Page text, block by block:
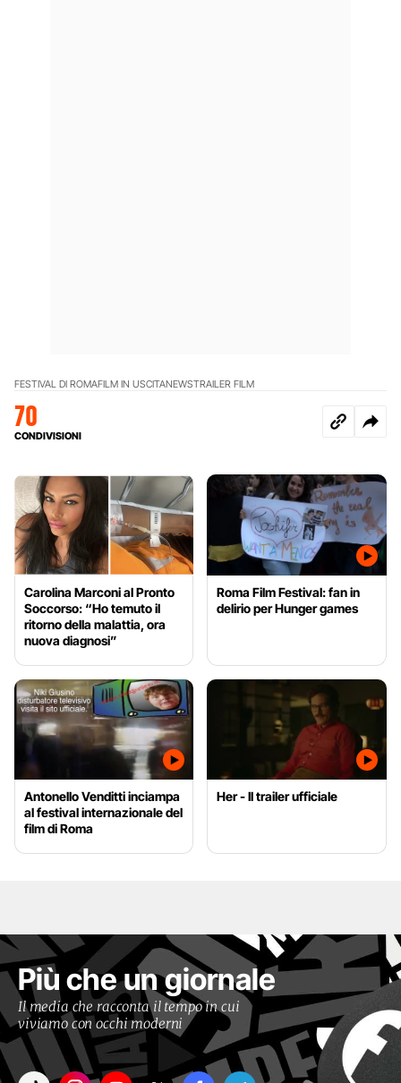
FESTIVAL DI ROMAFILM IN USCITANEWSTRAILER FILM
70
CONDIVISIONI
Carolina Marconi al Pronto
Soccorso: “Ho temuto il
ritorno della malattia, ora
nuova diagnosi”
Roma Film Festival: fan in
delirio per Hunger games
Antonello Venditti inciampa
al festival internazionale del
film di Roma
Her - Il trailer ufficiale
Più che un giornale
Il media che racconta il tempo in cui
viviamo con occhi moderni